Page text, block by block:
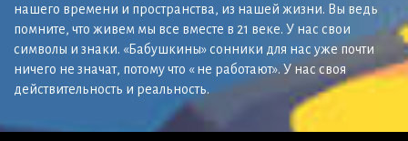
нашего времени и пространства, из нашей жизни. Вы ведь
помните, что живем мы все вместе в 21 веке. У нас свои
символы и знаки. «Бабушкины» сонники для нас уже почти
ничего не значат, потому что « не работают». У нас своя
действительность и реальность.